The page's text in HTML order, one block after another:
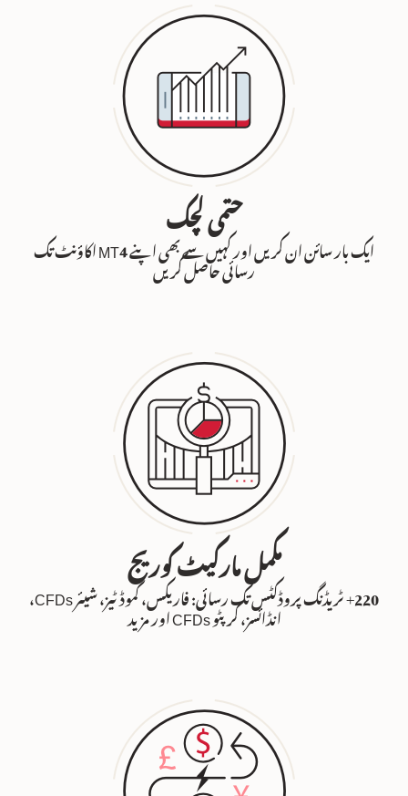
حتمی لچک
ایک بار سائن ان کریں اور کہیں سے بھی اپنے MT4 اکاؤنٹ تک
رسائی حاصل کریں
مکمل مارکیٹ کوریج
220+ ٹریڈنگ پروڈکٹس تک رسائی: فاریکس، کموڈٹیز، شیئر CFDs،
انڈائسز، کرپٹو CFDs اور مزید